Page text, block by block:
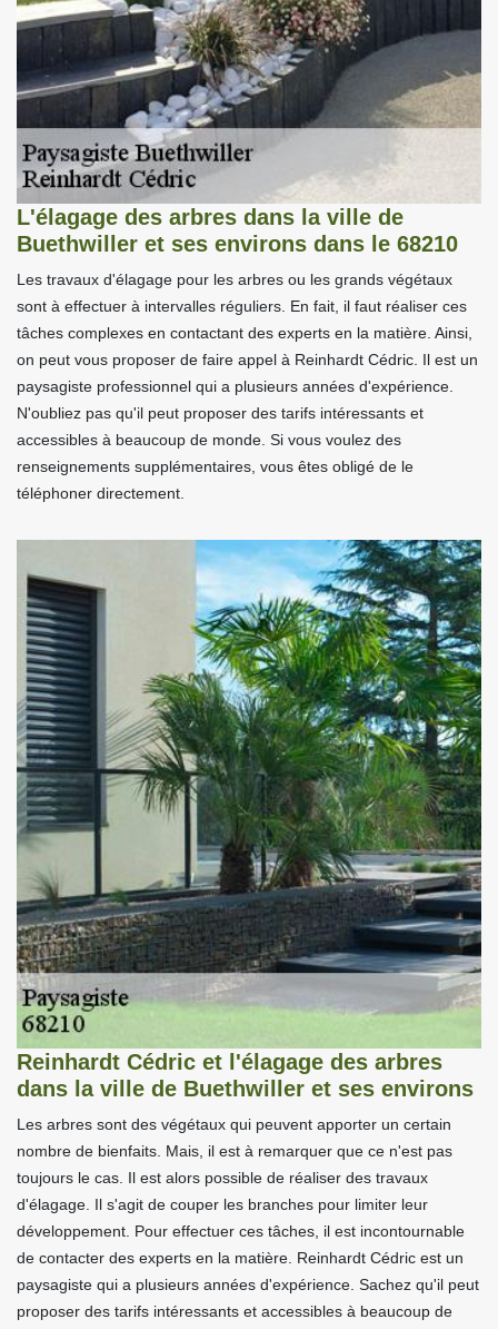
L'élagage des arbres dans la ville de
Buethwiller et ses environs dans le 68210
Les travaux d'élagage pour les arbres ou les grands végétaux
sont à effectuer à intervalles réguliers. En fait, il faut réaliser ces
tâches complexes en contactant des experts en la matière. Ainsi,
on peut vous proposer de faire appel à Reinhardt Cédric. Il est un
paysagiste professionnel qui a plusieurs années d'expérience.
N'oubliez pas qu'il peut proposer des tarifs intéressants et
accessibles à beaucoup de monde. Si vous voulez des
renseignements supplémentaires, vous êtes obligé de le
téléphoner directement.
Reinhardt Cédric et l'élagage des arbres
dans la ville de Buethwiller et ses environs
Les arbres sont des végétaux qui peuvent apporter un certain
nombre de bienfaits. Mais, il est à remarquer que ce n'est pas
toujours le cas. Il est alors possible de réaliser des travaux
d'élagage. Il s'agit de couper les branches pour limiter leur
développement. Pour effectuer ces tâches, il est incontournable
de contacter des experts en la matière. Reinhardt Cédric est un
paysagiste qui a plusieurs années d'expérience. Sachez qu'il peut
proposer des tarifs intéressants et accessibles à beaucoup de